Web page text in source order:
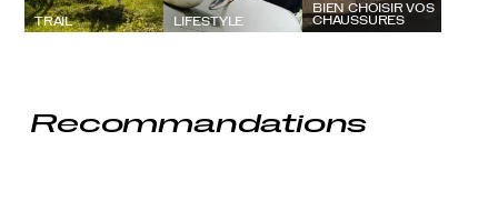
TRAIL LIFESTYLE
BIEN CHOISIR VOS
CHAUSSURES
Recommandations